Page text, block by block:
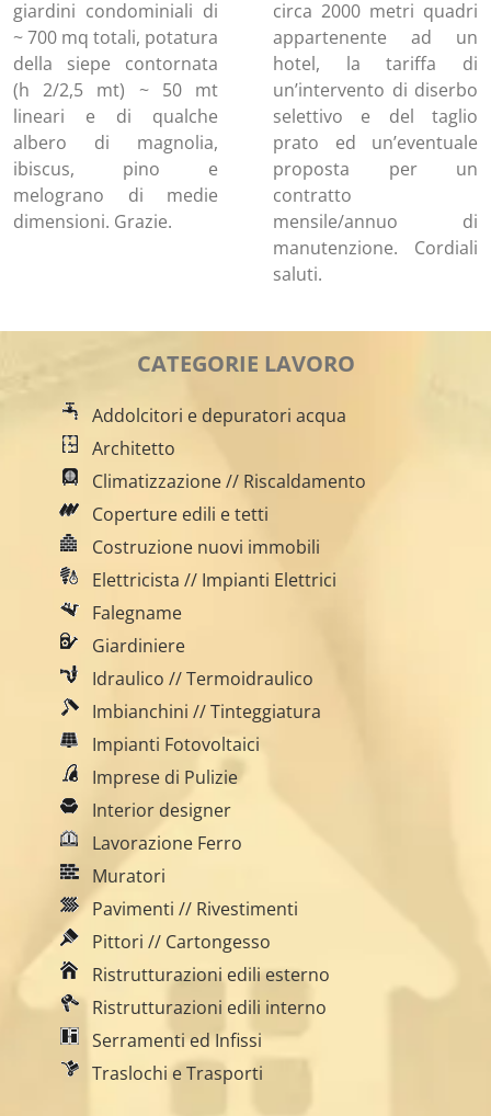
giardini condominiali di
~ 700 mq totali, potatura
della siepe contornata
(h 2/2,5 mt) ~ 50 mt
lineari e di qualche
albero di magnolia,
ibiscus, pino e
melograno di medie
dimensioni. Grazie.
circa 2000 metri quadri
appartenente ad un
hotel, la tariffa di
un’intervento di diserbo
selettivo e del taglio
prato ed un’eventuale
proposta per un
contratto
mensile/annuo di
manutenzione. Cordiali
saluti.
CATEGORIE LAVORO
Addolcitori e depuratori acqua
Architetto
Climatizzazione // Riscaldamento
Coperture edili e tetti
Costruzione nuovi immobili
Elettricista // Impianti Elettrici
Falegname
Giardiniere
Idraulico // Termoidraulico
Imbianchini // Tinteggiatura
Impianti Fotovoltaici
Imprese di Pulizie
Interior designer
Lavorazione Ferro
Muratori
Pavimenti // Rivestimenti
Pittori // Cartongesso
Ristrutturazioni edili esterno
Ristrutturazioni edili interno
Serramenti ed Infissi
Traslochi e Trasporti